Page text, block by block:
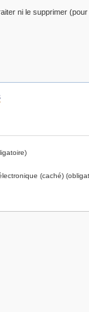
ni le supprimer (pour
(caché)